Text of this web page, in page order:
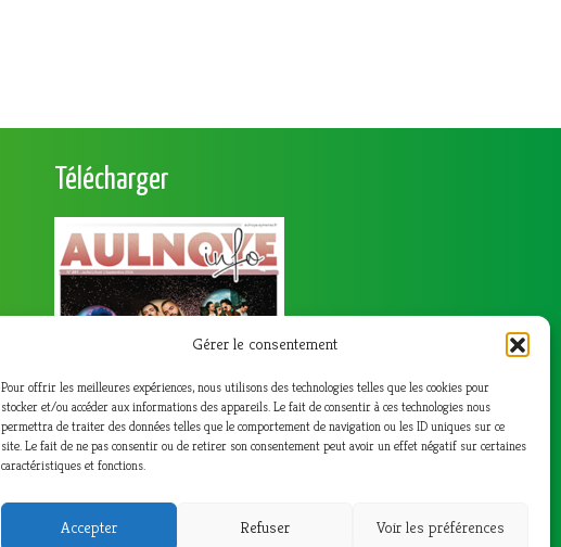
Gérer le consentement
Pour offrir les meilleures expériences, nous utilisons des technologies telles que les cookies pour
stocker et/ou accéder aux informations des appareils. Le fait de consentir à ces technologies nous
permettra de traiter des données telles que le comportement de navigation ou les ID uniques sur ce
site. Le fait de ne pas consentir ou de retirer son consentement peut avoir un effet négatif sur certaines
caractéristiques et fonctions.
Accepter Refuser Voir les préférences
Télécharger